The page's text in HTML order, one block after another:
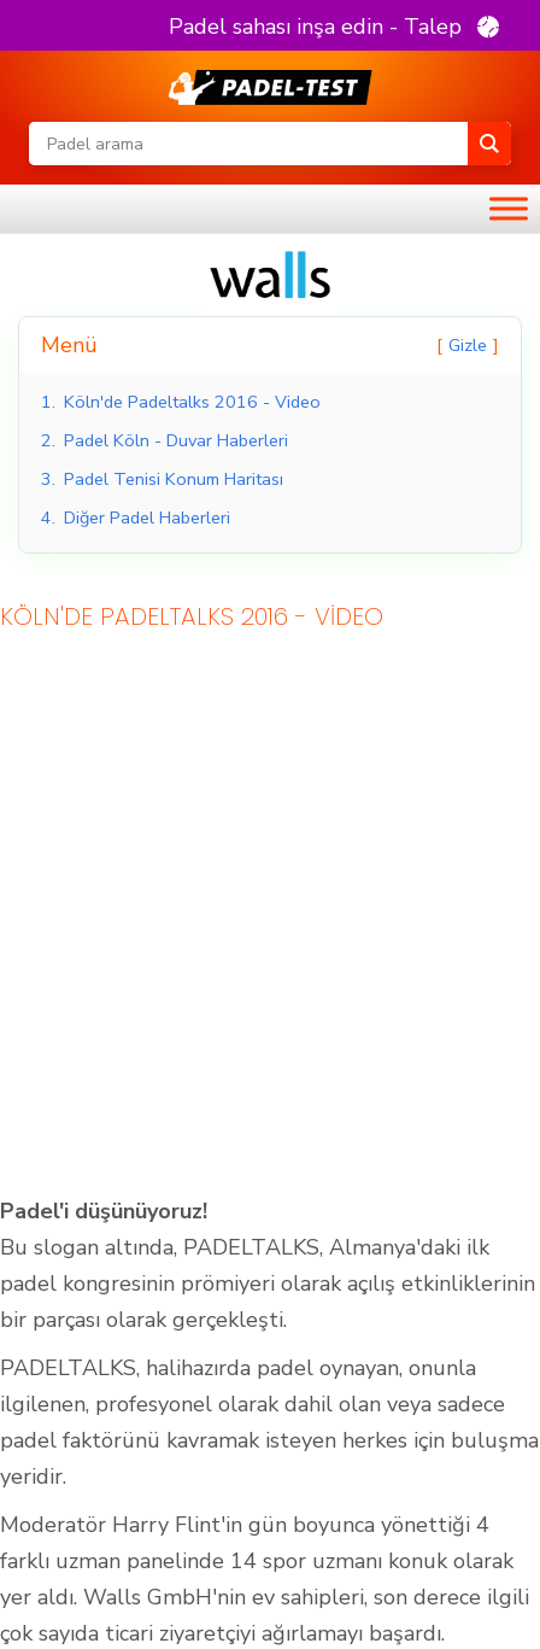
Padel sahası inşa edin - Talep
Menü Gizle
1. Köln'de Padeltalks 2016 - Video
2. Padel Köln - Duvar Haberleri
3. Padel Tenisi Konum Haritası
4. Diğer Padel Haberleri
KÖLN'DE PADELTALKS 2016 - VIDEO
Padel'i düşünüyoruz!
Bu slogan altında, PADELTALKS, Almanya'daki ilk
padel kongresinin prömiyeri olarak açılış etkinliklerinin
bir parçası olarak gerçekleşti.
PADELTALKS, halihazırda padel oynayan, onunla
ilgilenen, profesyonel olarak dahil olan veya sadece
padel faktörünü kavramak isteyen herkes için buluşma
yeridir.
Moderatör Harry Flint'in gün boyunca yönettiği 4
farklı uzman panelinde 14 spor uzmanı konuk olarak
yer aldı. Walls GmbH'nin ev sahipleri, son derece ilgili
çok sayıda ticari ziyaretçiyi ağırlamayı başardı.